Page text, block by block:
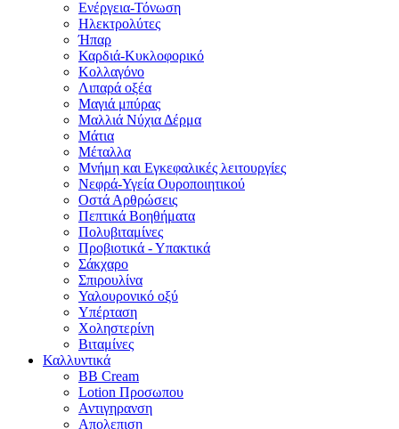
Ενέργεια-Τόνωση
Ηλεκτρολύτες
Ήπαρ
Καρδιά-Κυκλοφορικό
Κολλαγόνο
Λιπαρά οξέα
Μαγιά μπύρας
Μαλλιά Νύχια Δέρμα
Μάτια
Μέταλλα
Μνήμη και Εγκεφαλικές λειτουργίες
Νεφρά-Υγεία Ουροποιητικού
Οστά Αρθρώσεις
Πεπτικά Βοηθήματα
Πολυβιταμίνες
Προβιοτικά - Υπακτικά
Σάκχαρο
Σπιρουλίνα
Υαλουρονικό οξύ
Υπέρταση
Χοληστερίνη
Βιταμίνες
Καλλυντικά
BB Cream
Lotion Προσωπου
Αντιγηρανση
Απολεπιση